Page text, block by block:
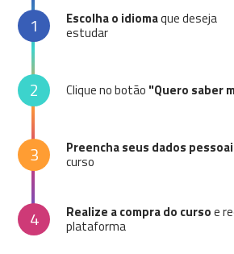
1 Escolha o idiomaque deseja
estudar
2 Clique no botão "Quero saber
3 Preencha seus dados
curso
4 Realize a compra do cursoe
plataforma